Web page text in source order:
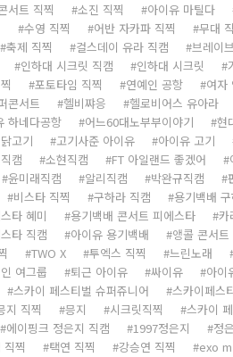
서트 직찍 소진 직찍 아이유 마틸다
수영 직찍 어반 자카파 직찍 무대
축제 직찍 걸스데이 유라 직캠 브레이
인하대 시크릿 직캠 인하대 시크릿
포토타임 직찍 연예인 공항 여자
콘서트 헬비쨔응 헬로비어스 유아라
하네다공항 어느60대노부부이야기 현
고기 고기사준 아이유 아이유 고기
캠 소현직캠 FT 아일랜드 좋겠어
윤미래직캠 알리직캠 박완규직캠
비스타 직찍 구하라 직캠 용기백배
타 혜미 용기백배 콘서트 피에스타 카
타 직캠 아이유 용기백배 앵콜 콘서트
TWO X 투엑스 직찍 느린노래
여그룹 퇴근 아이유 싸이유 아이
스카이 페스티벌 슈퍼쥬니어 스카이페스
지 직찍 믕지 시크릿직찍 스카이
에이핑크 정은지 직캠 1997정은지 정
직찍 택연 직찍 강승연 직찍 exo